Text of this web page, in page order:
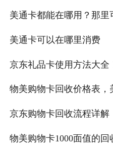
美通卡都能在哪用？那里
美通卡可以在哪里消费
京东礼品卡使用方法大
物美购物卡回收价格表
京东购物卡回收流程详解
物美购物卡1000面值的